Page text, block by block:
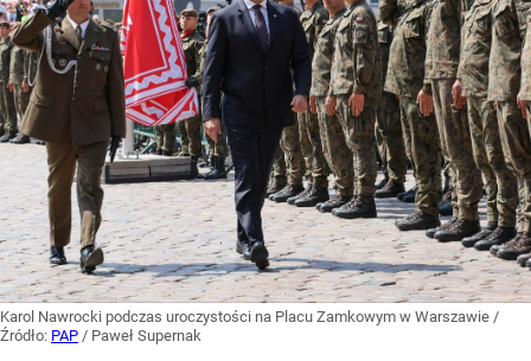
Karol Nawrocki podczas uroczystości na Placu Zamkowym w Warszawie /
Źródło: PAP / Paweł Supernak